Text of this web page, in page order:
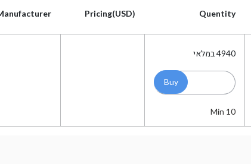
Quentity
Pricing(USD) Quentity
Pricing(USD)
4940 במלאי
Min 10